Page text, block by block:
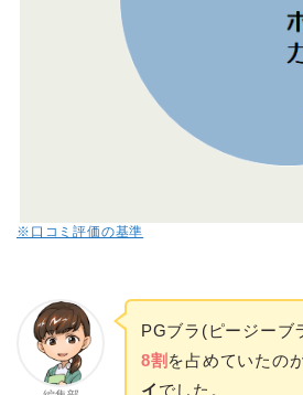
※口コミ評価の基準
PGブラ(ピージーブ
8割 を占めていたの
イ でした。